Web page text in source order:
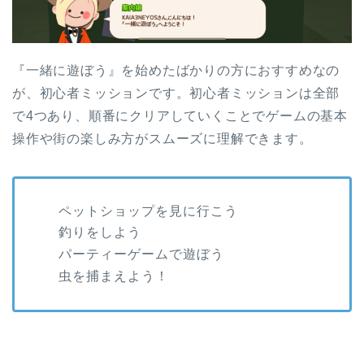
『一緒に遊ぼう』を始めたばかりの方におすすめなの
が、初心者ミッションです。初心者ミッションは全部
で4つあり、順番にクリアしていくことでゲームの基本
操作や街の楽しみ方がスムーズに理解できます。
ペットショップを見に行こう
釣りをしよう
パーティーゲームで遊ぼう
虫を捕まえよう！